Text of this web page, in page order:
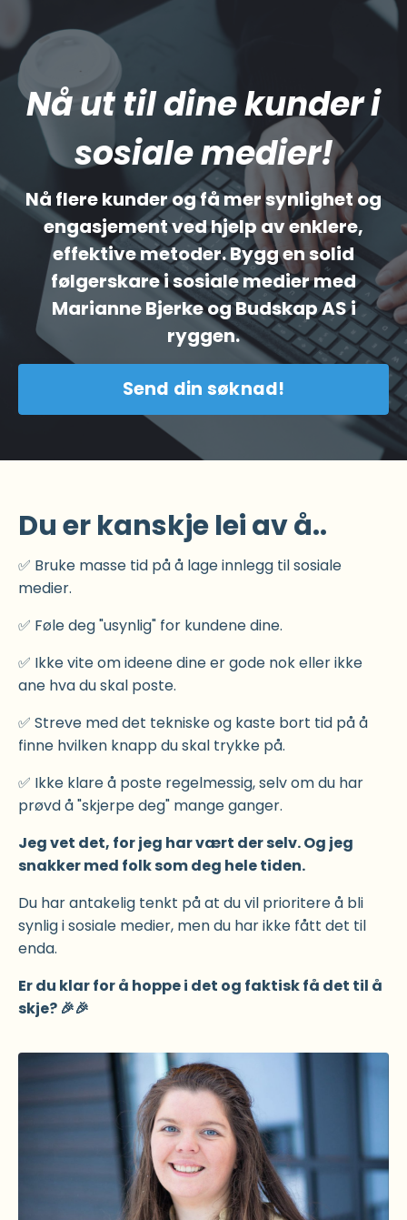
Nå ut til dine kunder i
sosiale medier!
Nå flere kunder og få mer synlighet og
engasjement ved hjelp av enklere,
effektive metoder. Bygg en solid
følgerskare i sosiale medier med
Marianne Bjerke og Budskap AS i
ryggen.
Send din søknad!
Du er kanskje lei av å..
✅ Bruke masse tid på å lage innlegg til sosiale
medier.
✅ Føle deg "usynlig" for kundene dine.
✅ Ikke vite om ideene dine er gode nok eller ikke
ane hva du skal poste.
✅ Streve med det tekniske og kaste bort tid på å
finne hvilken knapp du skal trykke på.
✅ Ikke klare å poste regelmessig, selv om du har
prøvd å "skjerpe deg" mange ganger.
Jeg vet det, for jeg har vært der selv. Og jeg
snakker med folk som deg hele tiden.
Du har antakelig tenkt på at du vil prioritere å bli
synlig i sosiale medier, men du har ikke fått det til
enda.
Er du klar for å hoppe i det og faktisk få det til å
skje? 🎉🎉